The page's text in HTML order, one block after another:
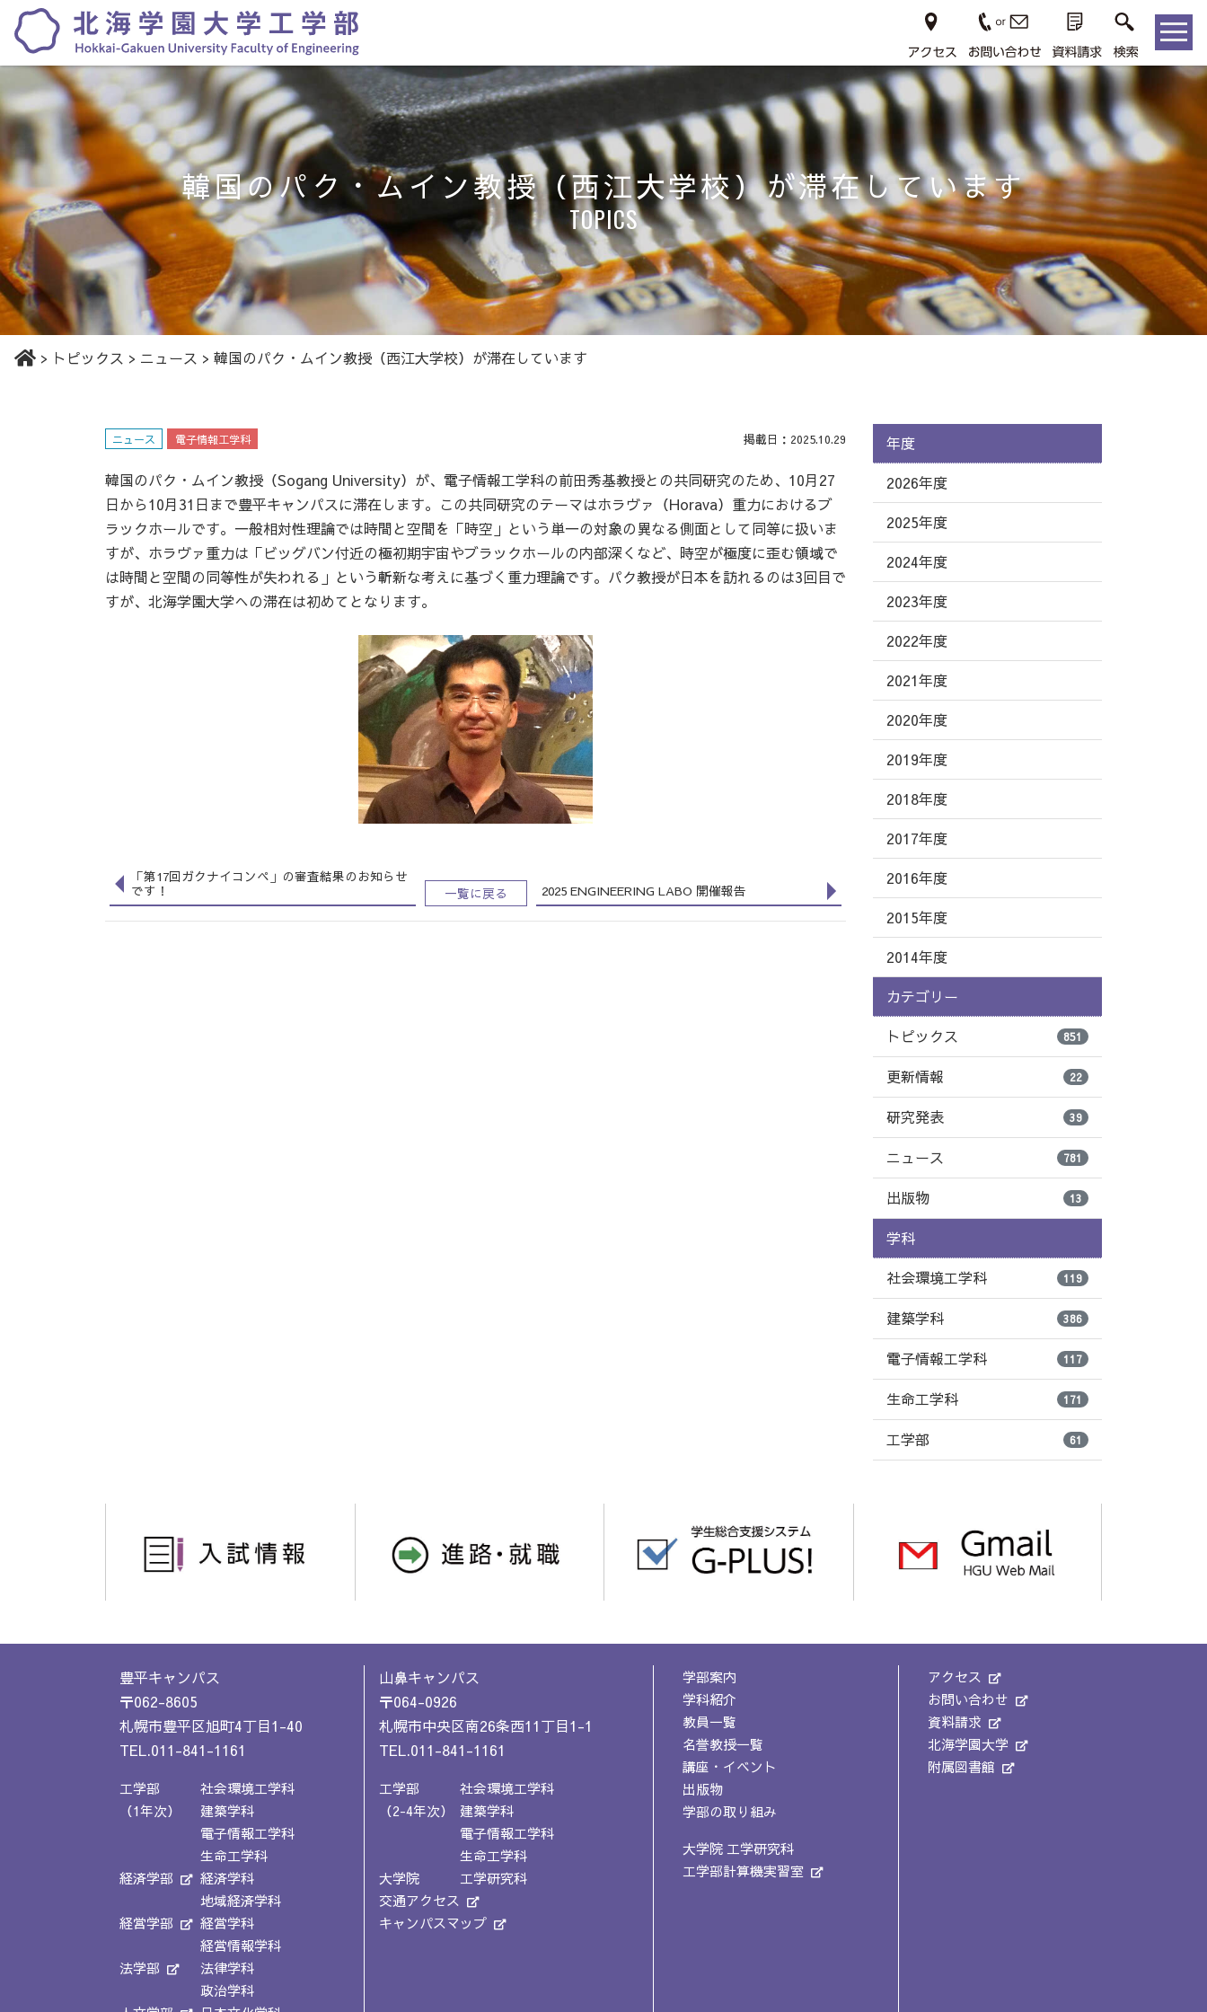
韓国のパク・ムイン教授（西江大学校）が滞在しています
TOPICS
> トピックス > ニュース > 韓国のパク・ムイン教授（西江大学校）が滞在しています
ニュース 電子情報工学科 掲載日：2025.10.29
韓国のパク・ムイン教授（Sogang University）が、電子情報工学科の前田秀基教授との共同研究のため、10月27
日から10月31日まで豊平キャンパスに滞在します。この共同研究のテーマはホラヴァ（Horava）重力におけるブ
ラックホールです。一般相対性理論では時間と空間を「時空」という単一の対象の異なる側面として同等に扱いま
すが、ホラヴァ重力は「ビッグバン付近の極初期宇宙やブラックホールの内部深くなど、時空が極度に歪む領域で
は時間と空間の同等性が失われる」という斬新な考えに基づく重力理論です。パク教授が日本を訪れるのは3回目で
すが、北海学園大学への滞在は初めてとなります。
「第17回ガクナイコンペ」の審査結果のお知らせ
です！
一覧に戻る 2025 ENGINEERING LABO 開催報告
年度
2026年度
2025年度
2024年度
2023年度
2022年度
2021年度
2020年度
2019年度
2018年度
2017年度
2016年度
2015年度
2014年度
カテゴリー
トピックス 851
更新情報 22
研究発表 39
ニュース 781
出版物 13
学科
社会環境工学科 119
建築学科 386
電子情報工学科 117
生命工学科 171
工学部 61
豊平キャンパス
〒062-8605
札幌市豊平区旭町4丁目1-40
TEL.011-841-1161
工学部
（1年次）
社会環境工学科
建築学科
電子情報工学科
生命工学科
経済学部
経済学科
地域経済学科
経営学部
経営学科
経営情報学科
法学部
法律学科
政治学科
山鼻キャンパス
〒064-0926
札幌市中央区南26条西11丁目1-1
TEL.011-841-1161
工学部
（2-4年次）
社会環境工学科
建築学科
電子情報工学科
生命工学科
大学院
工学研究科
交通アクセス
キャンパスマップ
学部案内
学科紹介
教員一覧
名誉教授一覧
講座・イベント
出版物
学部の取り組み
大学院 工学研究科
工学部計算機実習室
アクセス
お問い合わせ
資料請求
北海学園大学
附属図書館